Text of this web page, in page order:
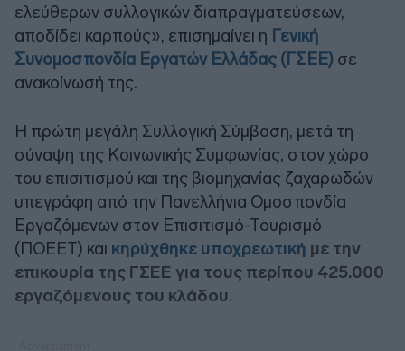
ελεύθερων συλλογικών διαπραγματεύσεων,
αποδίδει καρπούς», επισημαίνει η Γενική
Συνομοσπονδία Εργατών Ελλάδας (ΓΣΕΕ) σε
ανακοίνωσή της.
Η πρώτη μεγάλη Συλλογική Σύμβαση, μετά τη
σύναψη της Κοινωνικής Συμφωνίας, στον χώρο
του επισιτισμού και της βιομηχανίας ζαχαρωδών
υπεγράφη από την Πανελλήνια Ομοσπονδία
Εργαζόμενων στον Επισιτισμό-Τουρισμό
(ΠΟΕΕΤ) και κηρύχθηκε υποχρεωτική με την
επικουρία της ΓΣΕΕ για τους περίπου 425.000
εργαζόμενους του κλάδου.